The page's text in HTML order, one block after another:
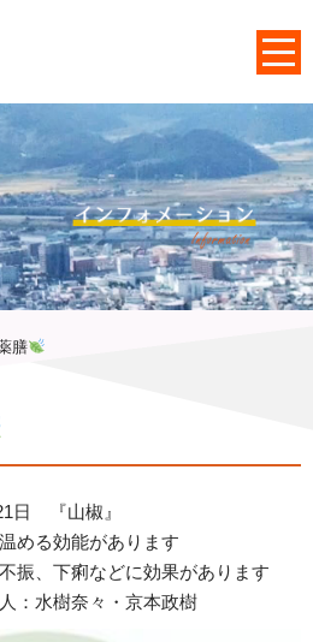
膳
日 『山椒』
める効能があります
振、下痢などに効果があります
：水樹奈々・京本政樹